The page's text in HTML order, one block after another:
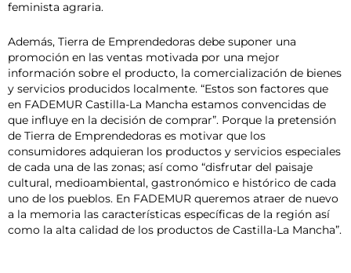
feminista agraria.
Además, Tierra de Emprendedoras debe suponer una
promoción en las ventas motivada por una mejor
información sobre el producto, la comercialización de bienes
y servicios producidos localmente. “Estos son factores que
en FADEMUR Castilla-La Mancha estamos convencidas de
que influye en la decisión de comprar”. Porque la pretensión
de Tierra de Emprendedoras es motivar que los
consumidores adquieran los productos y servicios especiales
de cada una de las zonas; así como “disfrutar del paisaje
cultural, medioambiental, gastronómico e histórico de cada
uno de los pueblos. En FADEMUR queremos atraer de nuevo
a la memoria las características específicas de la región así
como la alta calidad de los productos de Castilla-La Mancha”.